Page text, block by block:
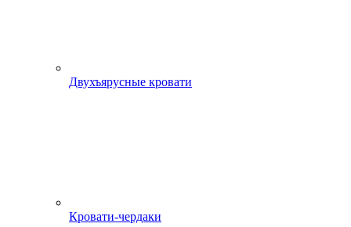
Двухъярусные кровати
Кровати-чердаки